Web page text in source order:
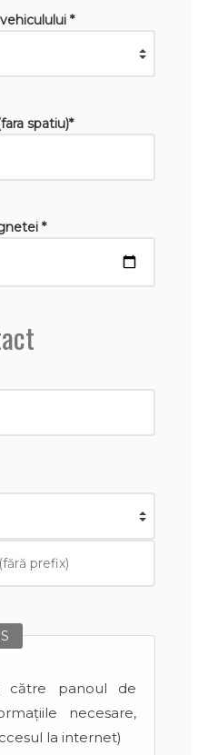
*
spatiu)*
*
către panoul de
necesare,
la internet)